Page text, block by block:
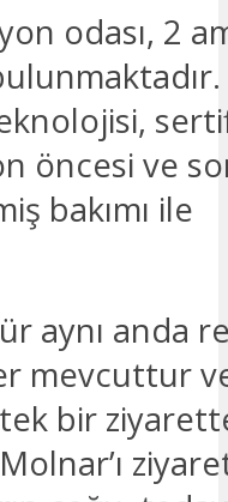
odası, 2
öncesi ve
bakımı ile
aynı anda
mevcuttur
bir